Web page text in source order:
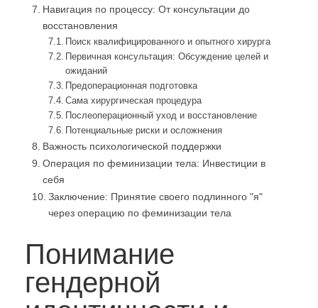
Навигация по процессу: От консультации до
восстановления
Поиск квалифицированного и опытного хирурга
Первичная консультация: Обсуждение целей и
ожиданий
Предоперационная подготовка
Сама хирургическая процедура
Послеоперационный уход и восстановление
Потенциальные риски и осложнения
Важность психологической поддержки
Операция по феминизации тела: Инвестиции в
себя
Заключение: Принятие своего подлинного "я"
через операцию по феминизации тела
Понимание
гендерной